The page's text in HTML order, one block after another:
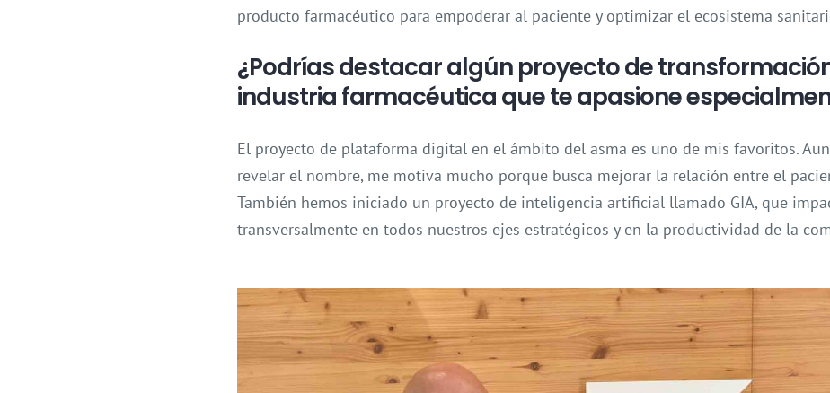
producto farmacéutico para empoderar al paciente y optimizar el ecosistema
¿Podrías destacar algún proyecto de
industria farmacéutica que te apasione
El proyecto de plataforma digital en el ámbito del asma es uno de mis favoritos.
revelar el nombre, me motiva mucho porque busca mejorar la relación entre el
También hemos iniciado un proyecto de inteligencia artificial llamado GIA, que
transversalmente en todos nuestros ejes estratégicos y en la productividad de la